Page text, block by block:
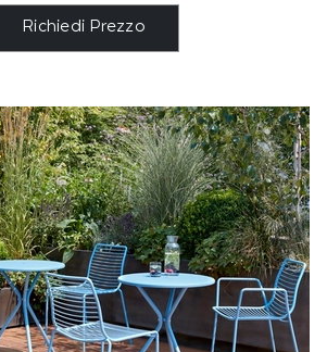
Richiedi Prezzo